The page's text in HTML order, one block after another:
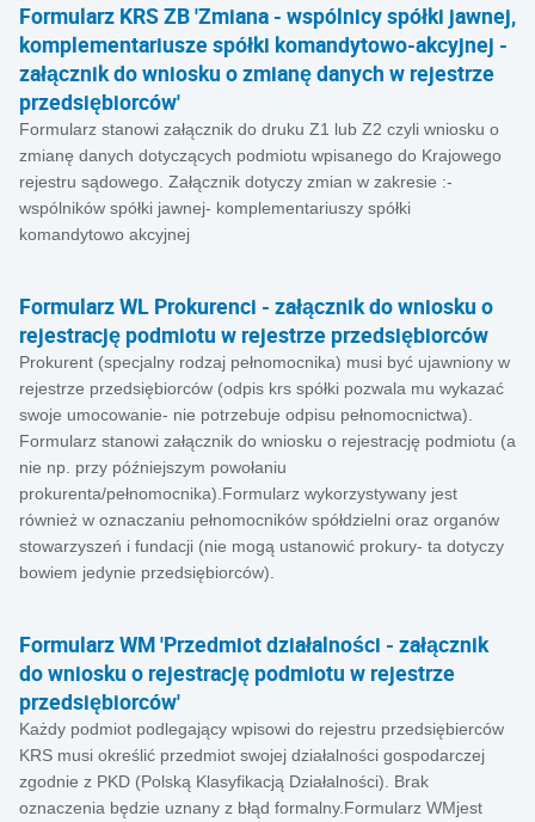
Formularz KRS ZB 'Zmiana - wspólnicy spółki jawnej,
komplementariusze spółki komandytowo-akcyjnej -
załącznik do wniosku o zmianę danych w rejestrze
przedsiębiorców'
Formularz stanowi załącznik do druku Z1 lub Z2 czyli wniosku o
zmianę danych dotyczących podmiotu wpisanego do Krajowego
rejestru sądowego. Załącznik dotyczy zmian w zakresie :-
wspólników spółki jawnej- komplementariuszy spółki
komandytowo akcyjnej
Formularz WL Prokurenci - załącznik do wniosku o
rejestrację podmiotu w rejestrze przedsiębiorców
Prokurent (specjalny rodzaj pełnomocnika) musi być ujawniony w
rejestrze przedsiębiorców (odpis krs spółki pozwala mu wykazać
swoje umocowanie- nie potrzebuje odpisu pełnomocnictwa).
Formularz stanowi załącznik do wniosku o rejestrację podmiotu (a
nie np. przy późniejszym powołaniu
prokurenta/pełnomocnika).Formularz wykorzystywany jest
również w oznaczaniu pełnomocników spółdzielni oraz organów
stowarzyszeń i fundacji (nie mogą ustanowić prokury- ta dotyczy
bowiem jedynie przedsiębiorców).
Formularz WM 'Przedmiot działalności - załącznik
do wniosku o rejestrację podmiotu w rejestrze
przedsiębiorców'
Każdy podmiot podlegający wpisowi do rejestru przedsiębierców
KRS musi określić przedmiot swojej działalności gospodarczej
zgodnie z PKD (Polską Klasyfikacją Działalności). Brak
oznaczenia będzie uznany z błąd formalny.Formularz WMjest